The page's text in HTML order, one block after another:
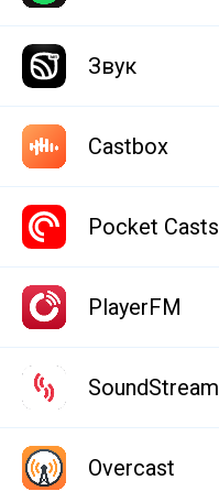
Звук
Castbox
Pocket Casts
PlayerFM
SoundStream
Overcast